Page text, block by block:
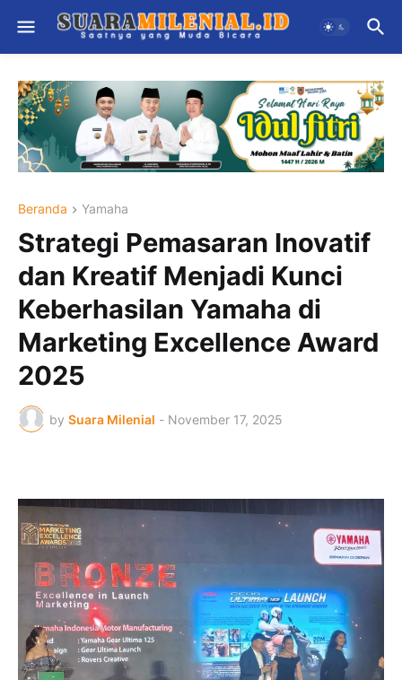
Beranda Yamaha
Strategi Pemasaran Inovatif
dan Kreatif Menjadi Kunci
Keberhasilan Yamaha di
Marketing Excellence Award
2025
by Suara Milenial - November 17, 2025